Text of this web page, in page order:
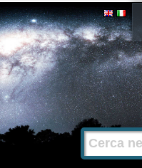
Cerca nel